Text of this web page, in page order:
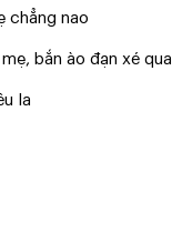
chẳng nao
bắn ào đạn xé qua
la